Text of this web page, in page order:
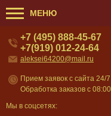
МЕНЮ
+7 (495) 888-45-67
+7(919) 012-24-64
aleksei64200@mail.ru
Прием заявок с сайта 24/7
Обработка заказов с
Мы в соцсетях: